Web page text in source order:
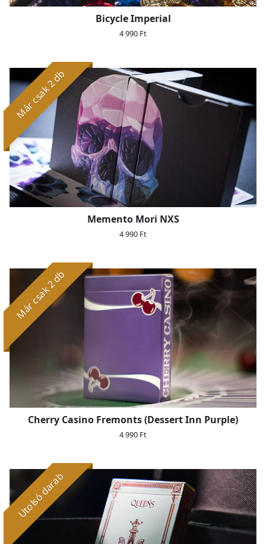
Bicycle Imperial
4 990 Ft
Már csak 2 db
Memento Mori NXS
4 990 Ft
Már csak 2 db
Cherry Casino Fremonts (Dessert Inn Purple)
4 990 Ft
Utolsó darab